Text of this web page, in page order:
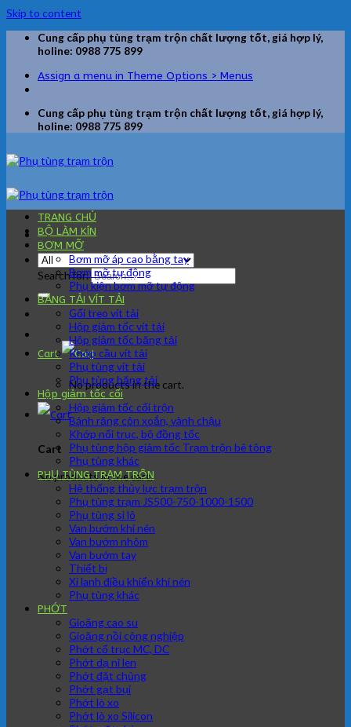
Skip to content
Cung cấp phụ tùng trạm trộn chất lượng tốt, giá hợp lý,
holine: 0988 775 899
Assign a menu in Theme Options > Menus
Cung cấp phụ tùng trạm trộn chất lượng tốt, giá hợp lý,
holine: 0988 775 899
Search for:
Cart
No products in the cart.
Cart
No products in the cart.
TRANG CHỦ
BỘ LÀM KÍN
BƠM MỠ
Bơm mỡ áp cao bằng tay
Bơm mỡ tự động
Phụ kiện bơm mỡ tự động
BĂNG TẢI VÍT TẢI
Gối treo vít tải
Hộp giảm tốc vít tải
Hộp giảm tốc băng tải
Khớp cầu vít tải
Phụ tùng vít tải
Phụ tùng băng tải
Hộp giảm tốc cối
Hộp giảm tốc cối trộn
Bánh răng côn xoắn, vành chậu
Khớp nối trục, bộ đồng tốc
Phụ tùng hộp giảm tốc Trạm trộn bê tông
Phụ tùng khác
PHỤ TÙNG TRẠM TRÔN
Hệ thống thủy lực trạm trộn
Phụ tùng trạm JS500-750-1000-1500
Phụ tùng si lô
Van bướm khí nén
Van bướm nhôm
Van bướm tay
Thiết bị
Xi lanh điều khiển khí nén
Phụ tùng khác
PHỚT
Gioăng cao su
Gioăng nồi công nghiệp
Phớt cổ trục MC, DC
Phớt dạ nỉ len
Phớt đặt chủng
Phớt gạt bụi
Phớt lò xo
Phớt lò xo Silicon